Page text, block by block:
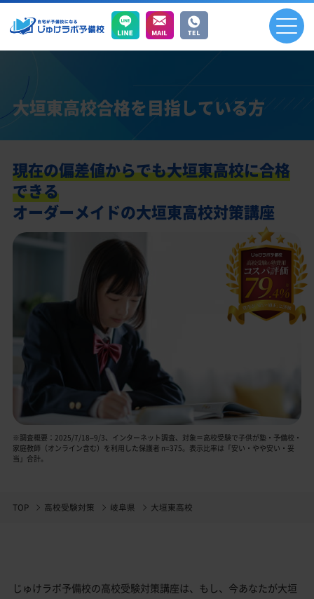
大垣東高校合格を目指している方
現在の偏差値からでも大垣東高校に合格
できる
オーダーメイドの大垣東高校対策講座
※調査概要：2025/7/18–9/3、インターネット調査、対象＝高校受験で子供が塾・予備校・
家庭教師（オンライン含む）を利用した保護者 n=375。表示比率は「安い・やや安い・妥
当」合計。
TOP 高校受験対策 岐阜県 大垣東高校
じゅけラボ予備校の高校受験対策講座は、もし、今あなたが大垣